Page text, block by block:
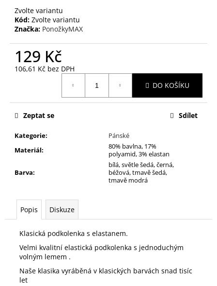
Zvolte variantu
Kód: Zvolte variantu
Značka: PonožkyMAX
129 Kč
106,61 Kč bez DPH
DO KOŠÍKU
Kategorie:
Pánské
Materiál:
80% bavlna, 17%
polyamid, 3% elastan
Barva:
bílá, světle šedá, černá,
béžová, tmavě šedá,
tmavě modrá
Zeptat se Sdílet
Popis Diskuze
Klasická podkolenka s elastanem.
Velmi kvalitní elastická podkolenka s jednoduchým
volným lemem .
Naše klasika vyráběná v klasických barvách snad tisíc
let
PACK
SOCKS
260